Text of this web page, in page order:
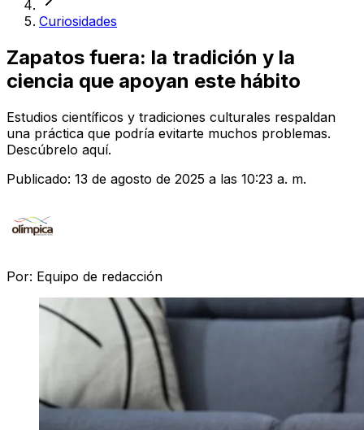
Curiosidades
Zapatos fuera: la tradición y la
ciencia que apoyan este hábito
Estudios científicos y tradiciones culturales respaldan
una práctica que podría evitarte muchos problemas.
Descúbrelo aquí.
Publicado: 13 de agosto de 2025 a las 10:23 a. m.
Por: Equipo de redacción